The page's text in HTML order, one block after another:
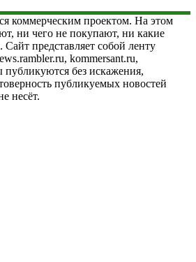
коммерческим проектом. На этом
ни чего не покупают, ни какие
представляет собой ленту
kommersant.ru,
без искажения,
публикуемых новостей
несёт.